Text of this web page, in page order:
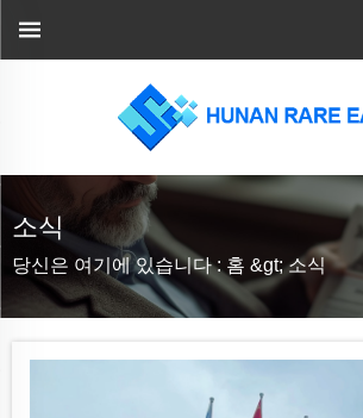
소식
당신은 여기에 있습니다 : 홈 &gt;소식